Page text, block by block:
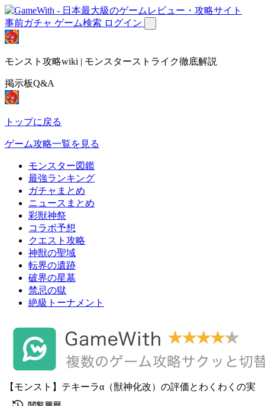
事前ガチャ ゲーム検索 ログイン
モンスト攻略wiki | モンスターストライク徹底解説
掲示板Q&A
トップに戻る
ゲーム攻略一覧を見る
モンスター図鑑
最強ランキング
ガチャまとめ
ニュースまとめ
彩獣神祭
コラボ予想
クエスト攻略
神獣の聖域
転界の遺跡
破界の星墓
禁忌の獄
絶級トーナメント
【モンスト】テキーラα（獣神化改）の評価とわくわくの実